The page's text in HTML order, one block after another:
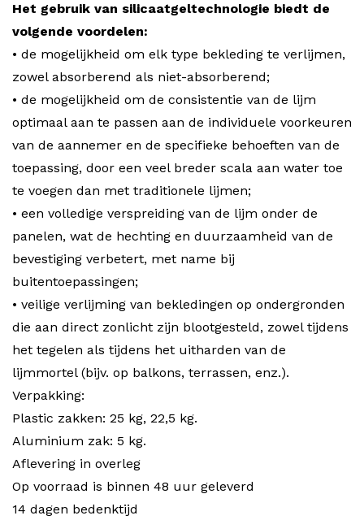
Het gebruik van silicaatgeltechnologie biedt de
volgende voordelen:
• de mogelijkheid om elk type bekleding te verlijmen,
zowel absorberend als niet-absorberend;
• de mogelijkheid om de consistentie van de lijm
optimaal aan te passen aan de individuele voorkeuren
van de aannemer en de specifieke behoeften van de
toepassing, door een veel breder scala aan water toe
te voegen dan met traditionele lijmen;
• een volledige verspreiding van de lijm onder de
panelen, wat de hechting en duurzaamheid van de
bevestiging verbetert, met name bij
buitentoepassingen;
• veilige verlijming van bekledingen op ondergronden
die aan direct zonlicht zijn blootgesteld, zowel tijdens
het tegelen als tijdens het uitharden van de
lijmmortel (bijv. op balkons, terrassen, enz.).
Verpakking:
Plastic zakken: 25 kg, 22,5 kg.
Aluminium zak: 5 kg.
Aflevering in overleg
Op voorraad is binnen 48 uur geleverd
14 dagen bedenktijd